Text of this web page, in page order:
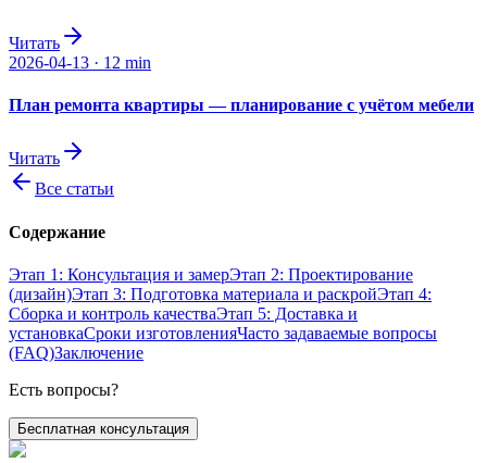
Читать
2026-04-13 · 12 min
План ремонта квартиры — планирование с учётом мебели
Читать
Все статьи
Содержание
Этап 1: Консультация и замерЭтап 2: Проектирование
(дизайн)Этап 3: Подготовка материала и раскройЭтап 4:
Сборка и контроль качестваЭтап 5: Доставка и
установкаСроки изготовленияЧасто задаваемые вопросы
(FAQ)Заключение
Есть вопросы?
Бесплатная консультация